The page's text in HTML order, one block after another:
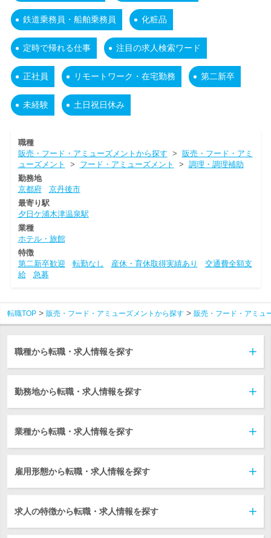
鉄道乗務員・船舶乗務員 化粧品
定時で帰れる仕事 注目の求人検索ワード
正社員 リモートワーク・在宅勤務 第二新卒
未経験 土日祝日休み
職種
販売・フード・アミューズメントから探す > 販売・フード・アミ
ューズメント
> フード・アミューズメント > 調理・調理補助
勤務地
京都府
京丹後市
最寄り駅
夕日ケ浦木津温泉駅
業種
ホテル・旅館
特徴
第二新卒歓迎
転勤なし 産休・育休取得実績あり
交通費全額支
給
急募
転職TOP 販売・フード・アミューズメントから探す 販売・フード・アミュ
職種から転職・求人情報を探す
勤務地から転職・求人情報を探す
業種から転職・求人情報を探す
雇用形態から転職・求人情報を探す
求人の特徴から転職・求人情報を探す